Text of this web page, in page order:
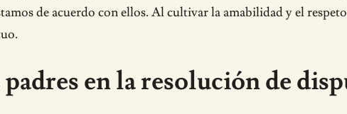
de acuerdo con ellos. Al cultivar la amabilidad y el
en la resolución de